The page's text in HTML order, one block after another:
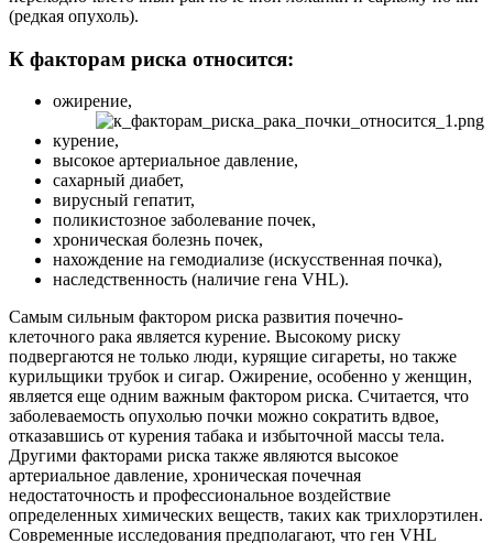
(редкая опухоль).
К факторам риска относится:
ожирение,
курение,
высокое артериальное давление,
сахарный диабет,
вирусный гепатит,
поликистозное заболевание почек,
хроническая болезнь почек,
нахождение на гемодиализе (искусственная почка),
наследственность (наличие гена VHL).
Самым сильным фактором риска развития почечно-
клеточного рака является курение. Высокому риску
подвергаются не только люди, курящие сигареты, но также
курильщики трубок и сигар. Ожирение, особенно у женщин,
является еще одним важным фактором риска. Считается, что
заболеваемость опухолью почки можно сократить вдвое,
отказавшись от курения табака и избыточной массы тела.
Другими факторами риска также являются высокое
артериальное давление, хроническая почечная
недостаточность и профессиональное воздействие
определенных химических веществ, таких как трихлорэтилен.
Современные исследования предполагают, что ген VHL